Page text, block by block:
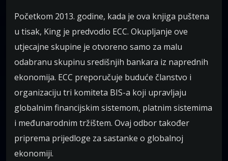
Početkom 2013. godine, kada je ova knjiga puštena
u tisak, King je predvodio ECC. Okupljanje ove
utjecajne skupine je otvoreno samo za malu
odabranu skupinu središnjih bankara iz naprednih
ekonomija. ECC preporučuje buduće članstvo i
organizaciju tri komiteta BIS-a koji upravljaju
globalnim financijskim sistemom, platnim sistemima
i međunarodnim tržištem. Ovaj odbor također
priprema prijedloge za sastanke o globalnoj
ekonomiji.